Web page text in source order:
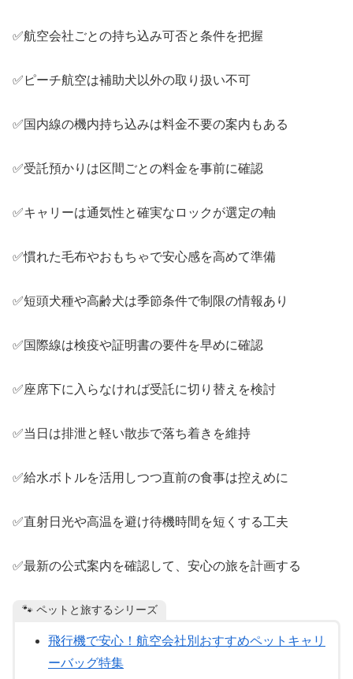
✅航空会社ごとの持ち込み可否と条件を把握
✅ピーチ航空は補助犬以外の取り扱い不可
✅国内線の機内持ち込みは料金不要の案内もある
✅受託預かりは区間ごとの料金を事前に確認
✅キャリーは通気性と確実なロックが選定の軸
✅慣れた毛布やおもちゃで安心感を高めて準備
✅短頭犬種や高齢犬は季節条件で制限の情報あり
✅国際線は検疫や証明書の要件を早めに確認
✅座席下に入らなければ受託に切り替えを検討
✅当日は排泄と軽い散歩で落ち着きを維持
✅給水ボトルを活用しつつ直前の食事は控えめに
✅直射日光や高温を避け待機時間を短くする工夫
✅最新の公式案内を確認して、安心の旅を計画する
🐾 ペットと旅するシリーズ
飛行機で安心！航空会社別おすすめペットキャリ
ーバッグ特集